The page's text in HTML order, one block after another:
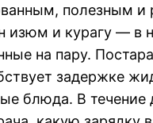
полезным
изюм и курагу — в
на пару.
задержке
блюда. В течение